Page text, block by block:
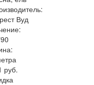
Вуд
руб.